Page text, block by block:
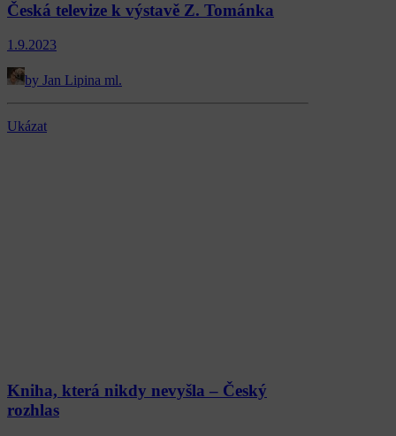
Česká televize k výstavě Z. Tománka
1.9.2023
by Jan Lipina ml.
Ukázat
Kniha, která nikdy nevyšla – Český
rozhlas